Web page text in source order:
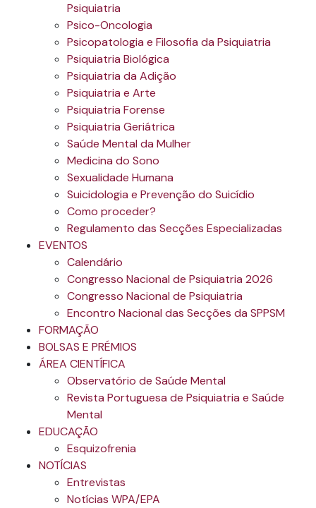
Psiquiatria
Psico-Oncologia
Psicopatologia e Filosofia da Psiquiatria
Psiquiatria Biológica
Psiquiatria da Adição
Psiquiatria e Arte
Psiquiatria Forense
Psiquiatria Geriátrica
Saúde Mental da Mulher
Medicina do Sono
Sexualidade Humana
Suicidologia e Prevenção do Suicídio
Como proceder?
Regulamento das Secções Especializadas
EVENTOS
Calendário
Congresso Nacional de Psiquiatria 2026
Congresso Nacional de Psiquiatria
Encontro Nacional das Secções da SPPSM
FORMAÇÃO
BOLSAS E PRÉMIOS
ÁREA CIENTÍFICA
Observatório de Saúde Mental
Revista Portuguesa de Psiquiatria e Saúde
Mental
EDUCAÇÃO
Esquizofrenia
NOTÍCIAS
Entrevistas
Notícias WPA/EPA